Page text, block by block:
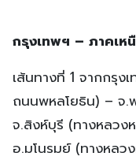
กรุงเทพฯ – ภาคเห
เส้นทางที่ 1 จากกรุง
ถนนพหลโยธิน) – จ.
จ.สิงห์บุรี (ทางหลวง
อ.มโนรมย์ (ทางหลว